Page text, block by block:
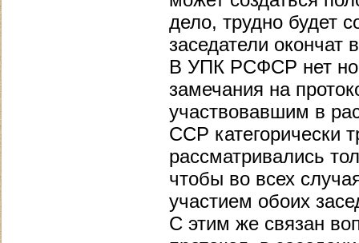
дело, трудно будет
заседатели окончат
В УПК РСФСР нет
замечания на
участвовавшим в
ССР категорически
рассматривались
чтобы во всех
участием обоих
С этим же связан